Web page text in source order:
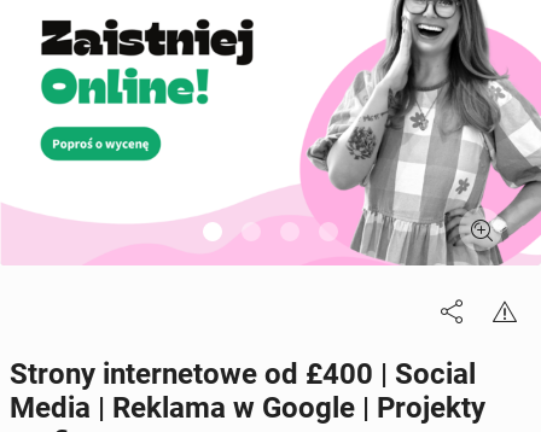
Strony internetowe od £400 | Social
Media | Reklama w Google | Projekty